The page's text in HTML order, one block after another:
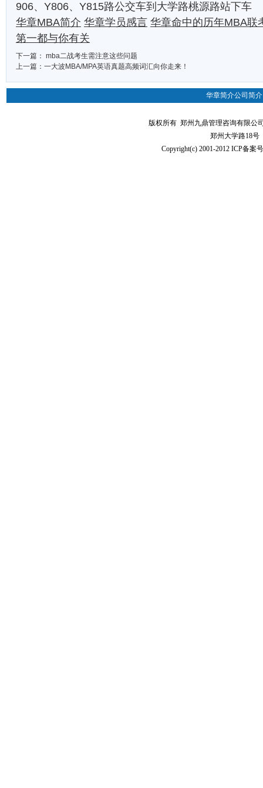
906、Y806、Y815路公交车到大学路桃源路站下车
华章MBA简介 华章学员感言 华章命中的历年MBA联
第一都与你有关
下一篇： mba二战考生需注意这些问题
上一篇： 一大波MBA/MPA英语真题高频词汇向你走来！
华章简介公司简介
版权所有 郑州九鼎管理咨询有限公
郑州大学路18号
Copyright(c) 2001-2012 ICP备案